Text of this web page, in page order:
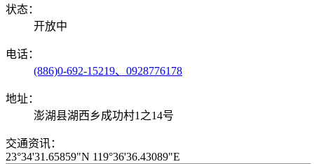
状态：
开放中
电话：
(886)0-692-15219、0928776178
地址：
澎湖县湖西乡成功村1之14号
交通资讯：
23°34'31.65859"N 119°36'36.43089"E